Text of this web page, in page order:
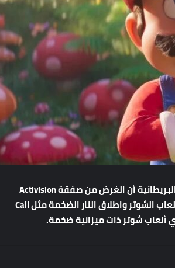
أنالغرضمنصفقةActivision
الشوترواطلاقالنارالضخمةمثلCall
ألعابشوترذاتميزانيةضخمة.